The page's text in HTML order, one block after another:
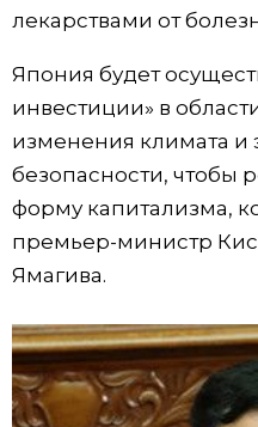
лекарствами от
Япония будет
инвестиции» в
изменения климата и
безопасности, чтобы
форму капитализма,
премьер-министр
Ямагива.